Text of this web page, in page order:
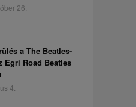
26.
a The Beatles-
Egri Road Beatles
4.